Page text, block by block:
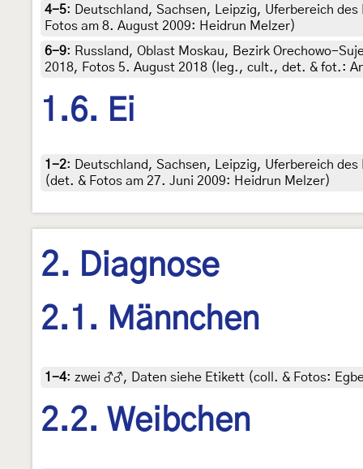
4-5:
Deutschland, Sachsen, Leipzig, Uferbereich
Fotos am 8. August 2009: Heidrun Melzer)
6-9: Russland, Oblast Moskau, Bezirk Orechowo-
2018, Fotos 5. August 2018 (leg., cult., det. & fot.:
1.6. Ei
1-2: Deutschland, Sachsen, Leipzig, Uferbereich
(det. & Fotos am 27. Juni 2009: Heidrun Melzer)
2. Diagnose
2.1. Männchen
1-4: zwei ♂♂, Daten siehe Etikett (coll. & Fotos:
2.2. Weibchen